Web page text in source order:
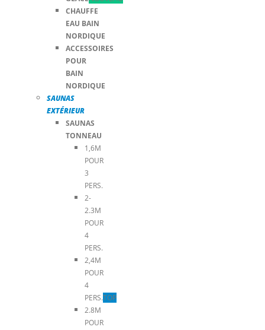
CHAUFFE
EAU BAIN
NORDIQUE
ACCESSOIRES
POUR
BAIN
NORDIQUE
SAUNAS
EXTÉRIEUR
SAUNAS
TONNEAU
1,6M
POUR
3
PERS.
2-
2.3M
POUR
4
PERS.
2,4M
POUR
4
PERS.TOP
2.8M
POUR